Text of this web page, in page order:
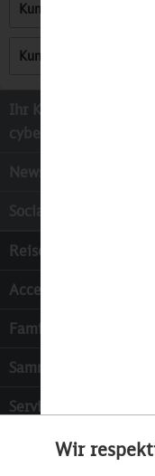
Kunden kauften auch
Kunden haben sich
Ihr Kontakt zur
cyber-Wear
Newsletter
Socialmedia
Reisen
Accessoires
Familie & Kinder
Sammeln
Services
Funktionale
Wir